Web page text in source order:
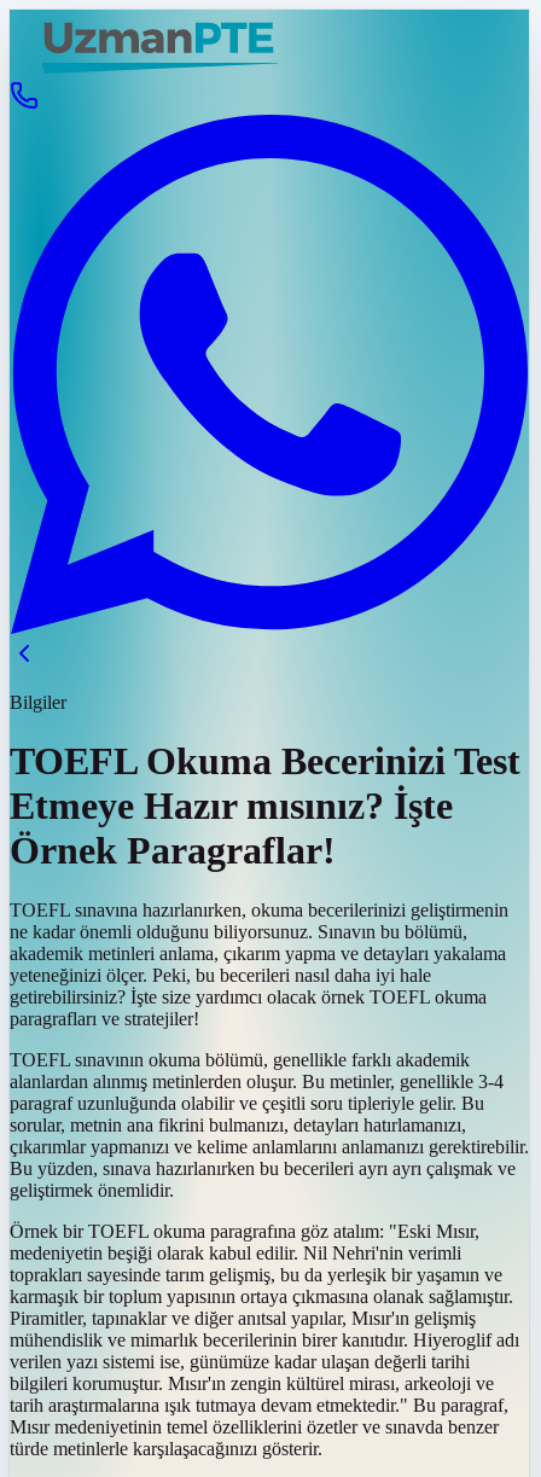
Bilgiler
TOEFL Okuma Becerinizi Test
Etmeye Hazır mısınız? İşte
Örnek Paragraflar!
TOEFL sınavına hazırlanırken, okuma becerilerinizi geliştirmenin
ne kadar önemli olduğunu biliyorsunuz. Sınavın bu bölümü,
akademik metinleri anlama, çıkarım yapma ve detayları yakalama
yeteneğinizi ölçer. Peki, bu becerileri nasıl daha iyi hale
getirebilirsiniz? İşte size yardımcı olacak örnek TOEFL okuma
paragrafları ve stratejiler!
TOEFL sınavının okuma bölümü, genellikle farklı akademik
alanlardan alınmış metinlerden oluşur. Bu metinler, genellikle 3-4
paragraf uzunluğunda olabilir ve çeşitli soru tipleriyle gelir. Bu
sorular, metnin ana fikrini bulmanızı, detayları hatırlamanızı,
çıkarımlar yapmanızı ve kelime anlamlarını anlamanızı gerektirebilir.
Bu yüzden, sınava hazırlanırken bu becerileri ayrı ayrı çalışmak ve
geliştirmek önemlidir.
Örnek bir TOEFL okuma paragrafına göz atalım: "Eski Mısır,
medeniyetin beşiği olarak kabul edilir. Nil Nehri'nin verimli
toprakları sayesinde tarım gelişmiş, bu da yerleşik bir yaşamın ve
karmaşık bir toplum yapısının ortaya çıkmasına olanak sağlamıştır.
Piramitler, tapınaklar ve diğer anıtsal yapılar, Mısır'ın gelişmiş
mühendislik ve mimarlık becerilerinin birer kanıtıdır. Hiyeroglif adı
verilen yazı sistemi ise, günümüze kadar ulaşan değerli tarihi
bilgileri korumuştur. Mısır'ın zengin kültürel mirası, arkeoloji ve
tarih araştırmalarına ışık tutmaya devam etmektedir." Bu paragraf,
Mısır medeniyetinin temel özelliklerini özetler ve sınavda benzer
türde metinlerle karşılaşacağınızı gösterir.